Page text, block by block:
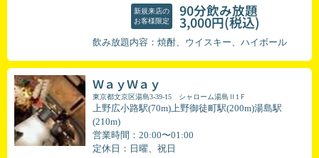
新規来店の
お客様限定
90分飲み放題
3,000円(税込)
飲み放題内容：焼酎、ウイスキー、ハイボール
ＷａｙＷａｙ
東京都文京区湯島3-39-15 シャローム湯島Ⅱ1Ｆ
上野広小路駅(70m)上野御徒町駅(200m)湯島駅
(210m)
営業時間：20:00〜01:00
定休日：日曜、祝日